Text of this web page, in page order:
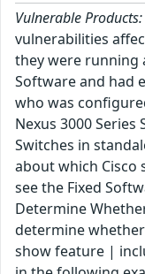
Vulnerable Products:
vulnerabilities
they were running
Software and had
who was
Nexus 3000 Series
Switches in
about which Cisco
see the Fixed
Determine
determine
show feature |